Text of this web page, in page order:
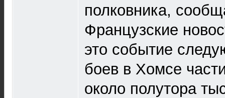
полковника,
Французские
это событие
боев в Хомсе
около полутора